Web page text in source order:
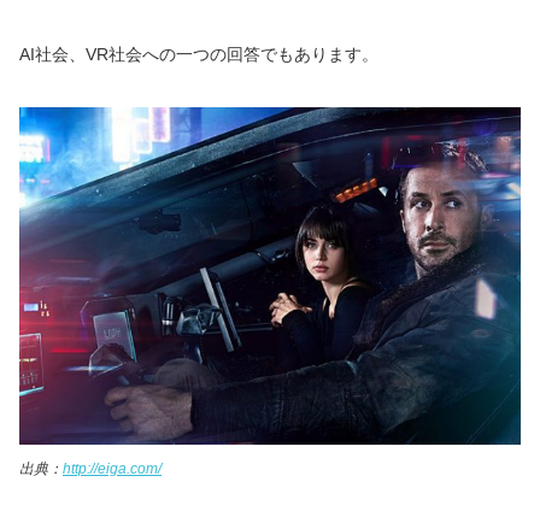
AI社会、VR社会への一つの回答でもあります。
出典： http://eiga.com/